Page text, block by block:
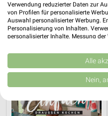
Verwendung reduzierter Daten zur
von Profilen für personalisierte
Auswahl personalisierter Werbung.
Personalisierung von Inhalten.
personalisierter Inhalte. Messung
Kombinationen von Daten aus
Verbesserung der Angebote.
von Inhalten.
Daten können außerhalb der
Website/App.
Alle
Nein,